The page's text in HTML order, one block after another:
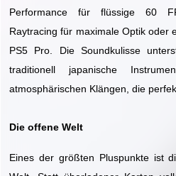
Performance für flüssige 60
Raytracing für maximale Optik oder
PS5 Pro. Die Soundkulisse
traditionell japanische
atmosphärischen Klängen, die
Die offene Welt
Eines der größten Pluspunkte ist